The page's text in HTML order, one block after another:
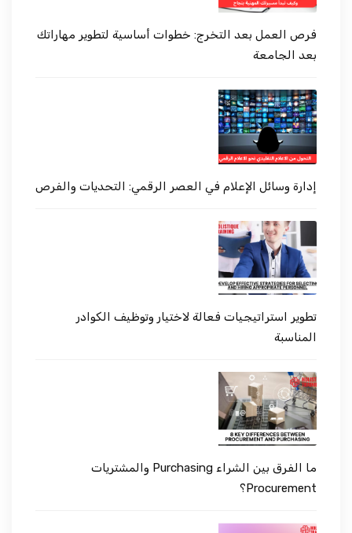
فرص العمل بعد التخرج: خطوات أساسية لتطوير مهاراتك
بعد الجامعة
إدارة وسائل الإعلام في العصر الرقمي: التحديات والفرص
تطوير استراتيجيات فعالة لاختيار وتوظيف الكوادر
المناسبة
ما الفرق بين الشراء Purchasing والمشتريات
Procurement؟